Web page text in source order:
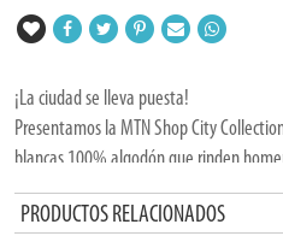
¡La ciudad se lleva puesta!
Presentamos la MTN Shop City
blancas 100% algodón que rinden
deja su huella.
Cada diseño está inspirado en la
PRODUCTOS RELACIONADOS